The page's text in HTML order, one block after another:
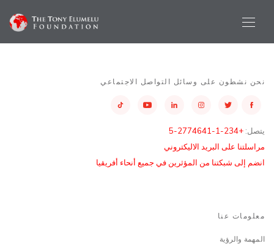
نحن نشطون على وسائل التواصل الاجتماعي
يتصل: +234-1-2774641-5
مراسلتنا على البريد الاليكتروني
انضم إلى شبكتنا من المؤثرين في جميع أنحاء أفريقيا
معلومات عنا
المهمة والرؤية